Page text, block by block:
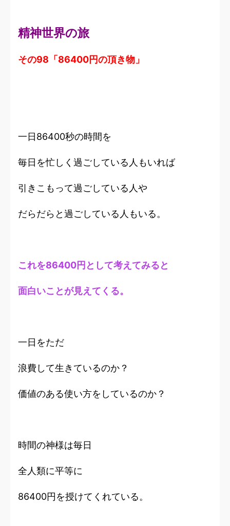
精神世界の旅
その98「86400円の頂き物」
一日86400秒の時間を
毎日を忙しく過ごしている人もいれば
引きこもって過ごしている人や
だらだらと過ごしている人もいる。
これを86400円として考えてみると
面白いことが見えてくる。
一日をただ
浪費して生きているのか？
価値のある使い方をしているのか？
時間の神様は毎日
全人類に平等に
86400円を授けてくれている。